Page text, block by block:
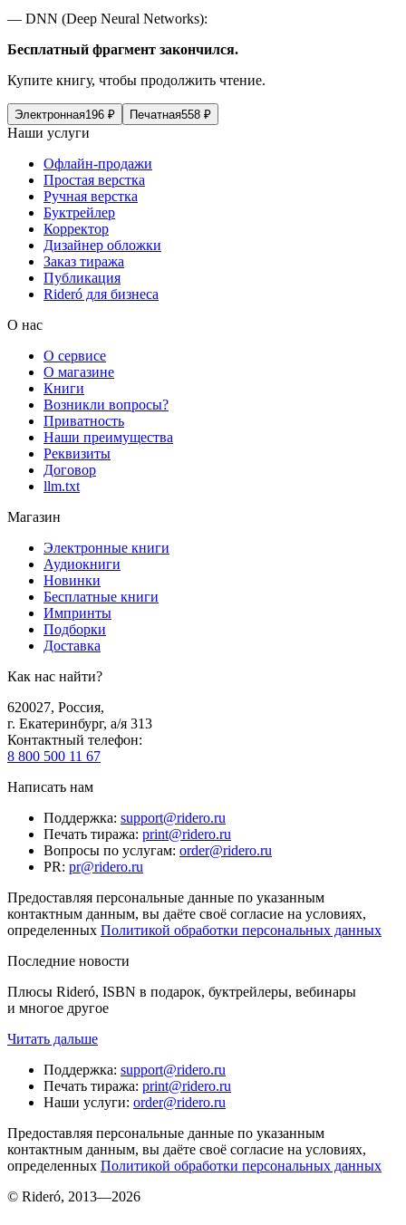
— DNN (Deep Neural Networks):
Бесплатный фрагмент закончился.
Купите книгу, чтобы продолжить чтение.
Электронная196 ₽ Печатная558 ₽
Наши услуги
Офлайн-продажи
Простая верстка
Ручная верстка
Буктрейлер
Корректор
Дизайнер обложки
Заказ тиража
Публикация
Rideró для бизнеса
О нас
О сервисе
О магазине
Книги
Возникли вопросы?
Приватность
Наши преимущества
Реквизиты
Договор
llm.txt
Магазин
Электронные книги
Аудиокниги
Новинки
Бесплатные книги
Импринты
Подборки
Доставка
Как нас найти?
620027, Россия,
г. Екатеринбург, а/я 313
Контактный телефон:
8 800 500 11 67
Написать нам
Поддержка: support@ridero.ru
Печать тиража: print@ridero.ru
Вопросы по услугам: order@ridero.ru
PR: pr@ridero.ru
Предоставляя персональные данные по указанным
контактным данным, вы даёте своё согласие на условиях,
определенных Политикой обработки персональных данных
Последние новости
Плюсы Rideró, ISBN в подарок, буктрейлеры, вебинары
и многое другое
Читать дальше
Поддержка: support@ridero.ru
Печать тиража: print@ridero.ru
Наши услуги: order@ridero.ru
Предоставляя персональные данные по указанным
контактным данным, вы даёте своё согласие на условиях,
определенных Политикой обработки персональных данных
© Rideró, 2013—2026